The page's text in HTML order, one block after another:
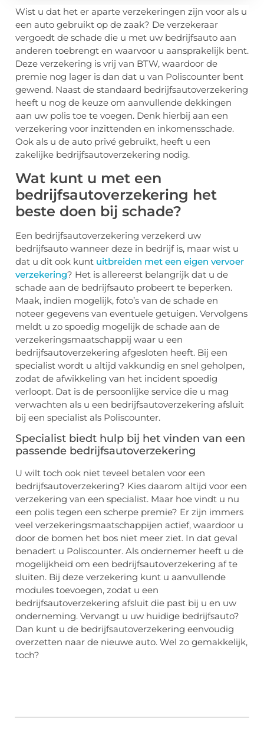
Wist u dat het er aparte verzekeringen zijn voor als u
een auto gebruikt op de zaak? De verzekeraar
vergoedt de schade die u met uw bedrijfsauto aan
anderen toebrengt en waarvoor u aansprakelijk bent.
Deze verzekering is vrij van BTW, waardoor de
premie nog lager is dan dat u van Poliscounter bent
gewend. Naast de standaard bedrijfsautoverzekering
heeft u nog de keuze om aanvullende dekkingen
aan uw polis toe te voegen. Denk hierbij aan een
verzekering voor inzittenden en inkomensschade.
Ook als u de auto privé gebruikt, heeft u een
zakelijke bedrijfsautoverzekering nodig.
Wat kunt u met een
bedrijfsautoverzekering het
beste doen bij schade?
Een bedrijfsautoverzekering verzekerd uw
bedrijfsauto wanneer deze in bedrijf is, maar wist u
dat u dit ook kunt uitbreiden met een eigen vervoer
verzekering? Het is allereerst belangrijk dat u de
schade aan de bedrijfsauto probeert te beperken.
Maak, indien mogelijk, foto’s van de schade en
noteer gegevens van eventuele getuigen. Vervolgens
meldt u zo spoedig mogelijk de schade aan de
verzekeringsmaatschappij waar u een
bedrijfsautoverzekering afgesloten heeft. Bij een
specialist wordt u altijd vakkundig en snel geholpen,
zodat de afwikkeling van het incident spoedig
verloopt. Dat is de persoonlijke service die u mag
verwachten als u een bedrijfsautoverzekering afsluit
bij een specialist als Poliscounter.
Specialist biedt hulp bij het vinden van een
passende bedrijfsautoverzekering
U wilt toch ook niet teveel betalen voor een
bedrijfsautoverzekering? Kies daarom altijd voor een
verzekering van een specialist. Maar hoe vindt u nu
een polis tegen een scherpe premie? Er zijn immers
veel verzekeringsmaatschappijen actief, waardoor u
door de bomen het bos niet meer ziet. In dat geval
benadert u Poliscounter. Als ondernemer heeft u de
mogelijkheid om een bedrijfsautoverzekering af te
sluiten. Bij deze verzekering kunt u aanvullende
modules toevoegen, zodat u een
bedrijfsautoverzekering afsluit die past bij u en uw
onderneming. Vervangt u uw huidige bedrijfsauto?
Dan kunt u de bedrijfsautoverzekering eenvoudig
overzetten naar de nieuwe auto. Wel zo gemakkelijk,
toch?